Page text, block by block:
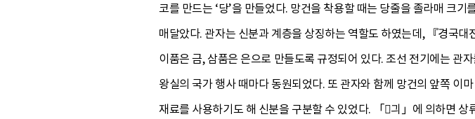
코를 만드는 ‘당’을 만들었다. 망건을 착용할 때는 당줄을 졸라매 크
매달았다. 관자는 신분과 계층을 상징하는 역할도 하였는데, 『경국
이품은 금, 삼품은 은으로 만들도록 규정되어 있다. 조선 전기에는 관
왕실의 국가 행사 때마다 동원되었다. 또 관자와 함께 망건의 앞쪽 이
재료를 사용하기도 해 신분을 구분할 수 있었다. 「긔」에 의하면 상